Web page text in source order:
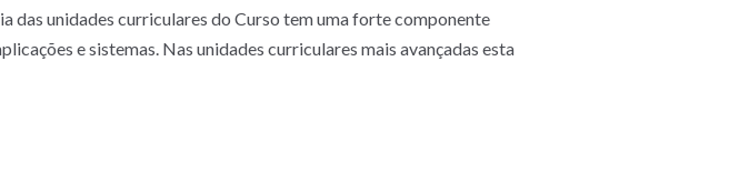
das unidades curriculares do Curso tem uma forte componente
e sistemas. Nas unidades curriculares mais avançadas esta